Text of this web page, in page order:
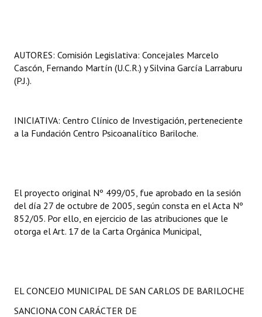
AUTORES: Comisión Legislativa: Concejales Marcelo
Cascón, Fernando Martín (U.C.R.) y Silvina García Larraburu
(P.J.).
INICIATIVA: Centro Clínico de Investigación, perteneciente
a la Fundación Centro Psicoanalítico Bariloche.
El proyecto original Nº 499/05, fue aprobado en la sesión
del día 27 de octubre de 2005, según consta en el Acta Nº
852/05. Por ello, en ejercicio de las atribuciones que le
otorga el Art. 17 de la Carta Orgánica Municipal,
EL CONCEJO MUNICIPAL DE SAN CARLOS DE BARILOCHE
SANCIONA CON CARÁCTER DE